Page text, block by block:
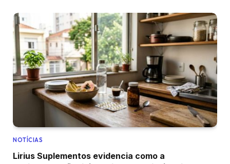
NOTÍCIAS
Lirius Suplementos evidencia como a